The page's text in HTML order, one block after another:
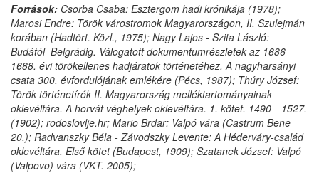
Források: Csorba Csaba: Esztergom hadi krónikája (1978);
Marosi Endre: Török várostromok Magyarországon, II. Szulejmán
korában (Hadtört. Közl., 1975); Nagy Lajos - Szita László:
Budától–Belgrádig. Válogatott dokumentumrészletek az 1686-
1688. évi törökellenes hadjáratok történetéhez. A nagyharsányi
csata 300. évfordulójának emlékére (Pécs, 1987); Thúry József:
Török történetírók II. Magyarország melléktartományainak
oklevéltára. A horvát véghelyek oklevéltára. 1. kötet. 1490—1527.
(1902); rodoslovlje.hr; Mario Brdar: Valpó vára (Castrum Bene
20.); Radvanszky Béla - Závodszky Levente: A Héderváry-család
oklevéltára. Első kötet (Budapest, 1909); Szatanek József: Valpó
(Valpovo) vára (VKT. 2005);